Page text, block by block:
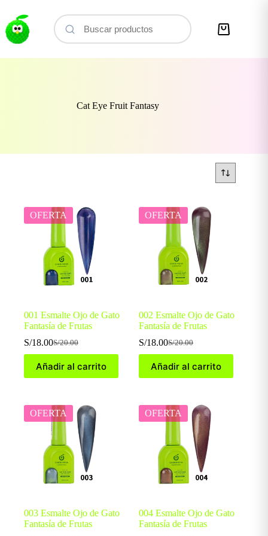
contenido
Carro
Cat Eye Fruit Fantasy
OFERTA
001 Esmalte Ojo de Gato
Fantasía de Frutas
S/20.00
El
original
era:
S/18.00El
actual
es:
Añadir al carrito
OFERTA
002 Esmalte Ojo de Gato
Fantasía de Frutas
S/20.00
El
original
era:
S/18.00El
actual
es:
Añadir al carrito
OFERTA
003 Esmalte Ojo de Gato
Fantasía de Frutas
OFERTA
004 Esmalte Ojo de Gato
Fantasía de Frutas